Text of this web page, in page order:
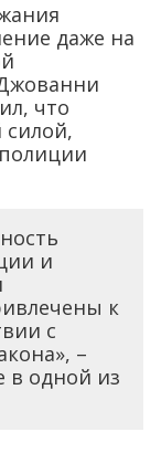
даже на
что
силой,
и
к
с
–
в одной из